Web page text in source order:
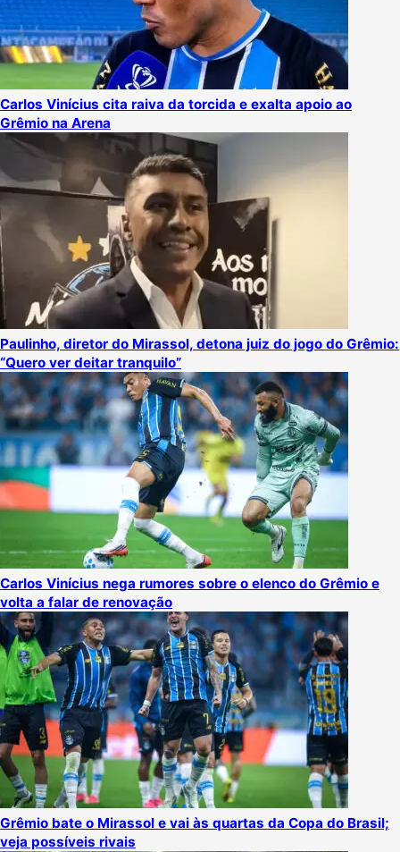
Carlos Vinícius cita raiva da torcida e exalta apoio ao
Grêmio na Arena
Paulinho, diretor do Mirassol, detona juiz do jogo do Grêmio:
“Quero ver deitar tranquilo”
Carlos Vinícius nega rumores sobre o elenco do Grêmio e
volta a falar de renovação
Grêmio bate o Mirassol e vai às quartas da Copa do Brasil;
veja possíveis rivais